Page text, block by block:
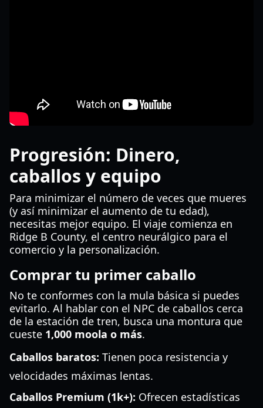
Progresión: Dinero,
caballos y equipo
Para minimizar el número de veces que mueres
(y así minimizar el aumento de tu edad),
necesitas mejor equipo. El viaje comienza en
Ridge B County, el centro neurálgico para el
comercio y la personalización.
Comprar tu primer caballo
No te conformes con la mula básica si puedes
evitarlo. Al hablar con el NPC de caballos cerca
de la estación de tren, busca una montura que
cueste 1,000 moola o más.
Caballos baratos: Tienen poca resistencia y
velocidades máximas lentas.
Caballos Premium (1k+): Ofrecen estadísticas